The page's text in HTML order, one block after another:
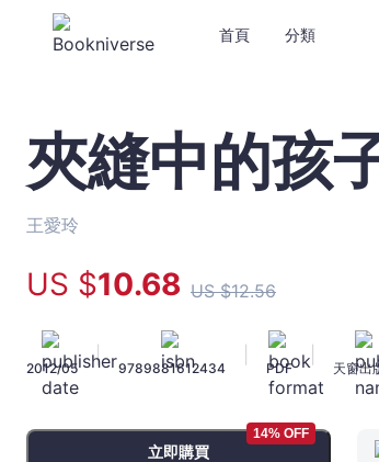
首頁 分類
夾
縫
中
的
子
-
愛
玲
文
夾縫中的孩
王愛玲
US $10.68 US $12.56
2012/05
|
9789881612434 PDF 天窗出
立即購買
14% OFF